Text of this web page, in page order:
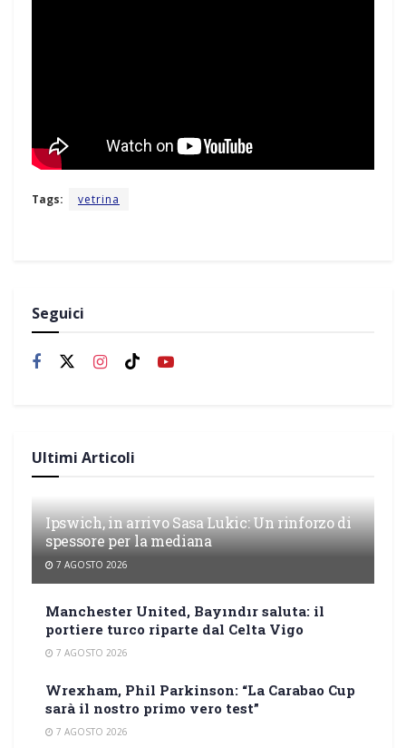
Tags: vetrina
Seguici
Ultimi Articoli
Ipswich, in arrivo Sasa Lukic: Un rinforzo di
spessore per la mediana
7 AGOSTO 2026
Manchester United, Bayındır saluta: il
portiere turco riparte dal Celta Vigo
7 AGOSTO 2026
Wrexham, Phil Parkinson: “La Carabao Cup
sarà il nostro primo vero test”
7 AGOSTO 2026